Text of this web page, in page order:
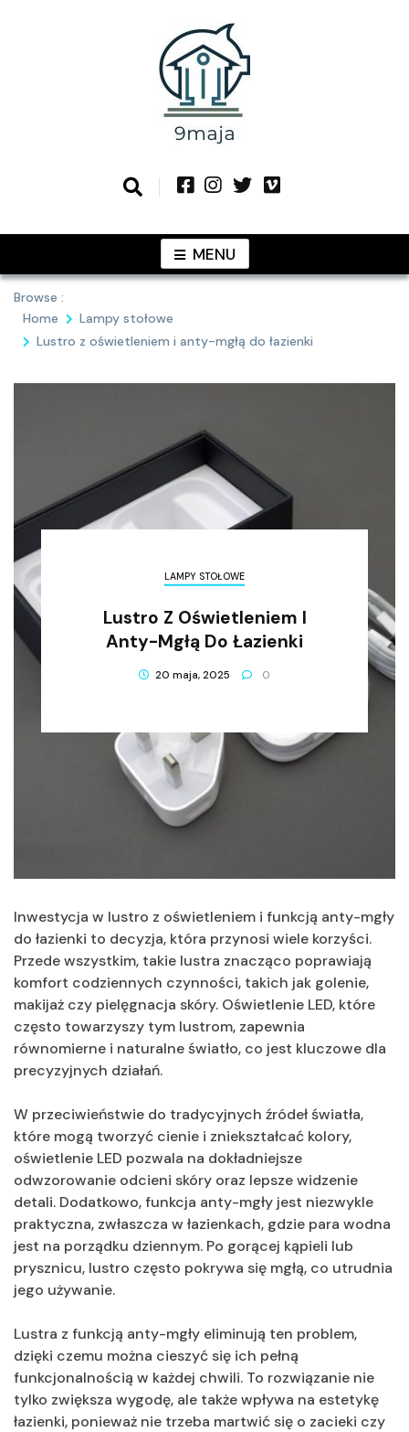
9MAJApomysłami
MENU
Browse :
Home
Lampy stołowe
Lustro z oświetleniem i anty-mgłą do łazienki
LAMPY STOŁOWE
Lustro Z Oświetleniem I
Anty-Mgłą Do Łazienki
20 maja, 2025 0
Inwestycja w lustro z oświetleniem i funkcją anty-mgły
do łazienki to decyzja, która przynosi wiele korzyści.
Przede wszystkim, takie lustra znacząco poprawiają
komfort codziennych czynności, takich jak golenie,
makijaż czy pielęgnacja skóry. Oświetlenie LED, które
często towarzyszy tym lustrom, zapewnia
równomierne i naturalne światło, co jest kluczowe dla
precyzyjnych działań.
W przeciwieństwie do tradycyjnych źródeł światła,
które mogą tworzyć cienie i zniekształcać kolory,
oświetlenie LED pozwala na dokładniejsze
odwzorowanie odcieni skóry oraz lepsze widzenie
detali. Dodatkowo, funkcja anty-mgły jest niezwykle
praktyczna, zwłaszcza w łazienkach, gdzie para wodna
jest na porządku dziennym. Po gorącej kąpieli lub
prysznicu, lustro często pokrywa się mgłą, co utrudnia
jego używanie.
Lustra z funkcją anty-mgły eliminują ten problem,
dzięki czemu można cieszyć się ich pełną
funkcjonalnością w każdej chwili. To rozwiązanie nie
tylko zwiększa wygodę, ale także wpływa na estetykę
łazienki, ponieważ nie trzeba martwić się o zacieki czy